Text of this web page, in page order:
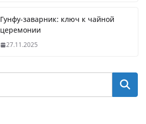
Гунфу-заварник: ключ к чайной
церемонии
27.11.2025